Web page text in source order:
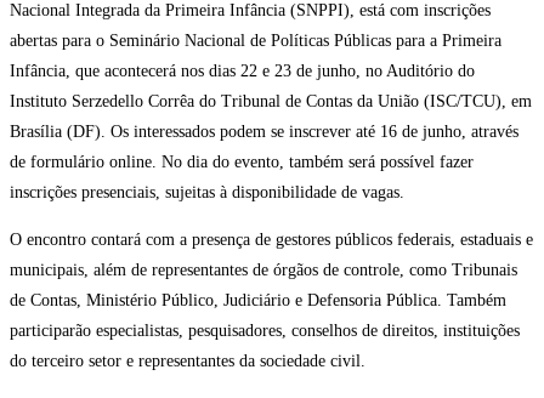
Nacional Integrada da Primeira Infância (SNPPI), está com inscrições
abertas para o Seminário Nacional de Políticas Públicas para a Primeira
Infância, que acontecerá nos dias 22 e 23 de junho, no Auditório do
Instituto Serzedello Corrêa do Tribunal de Contas da União (ISC/TCU), em
Brasília (DF). Os interessados podem se inscrever até 16 de junho, através
de formulário online. No dia do evento, também será possível fazer
inscrições presenciais, sujeitas à disponibilidade de vagas.
O encontro contará com a presença de gestores públicos federais, estaduais e
municipais, além de representantes de órgãos de controle, como Tribunais
de Contas, Ministério Público, Judiciário e Defensoria Pública. Também
participarão especialistas, pesquisadores, conselhos de direitos, instituições
do terceiro setor e representantes da sociedade civil.